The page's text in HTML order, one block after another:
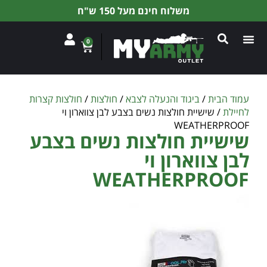
משלוח חינם מעל 150 ש"ח
0
עמוד הבית/ביגוד והנעלה לצבא/ חולצות/ חולצות קצרות
לחיילת/ שישיית חולצות נשים בצבע לבן צווארון וי
WEATHERPROOF
שישיית חולצות נשים בצבע
לבן צווארון וי
WEATHERPROOF